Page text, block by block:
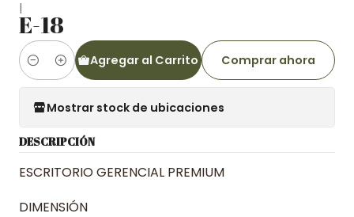
|
E-18
Cantidad
Agregar al Carrito Comprar ahora
Mostrar stock de ubicaciones
DESCRIPCIÓN
ESCRITORIO GERENCIAL PREMIUM
DIMENSIÓN